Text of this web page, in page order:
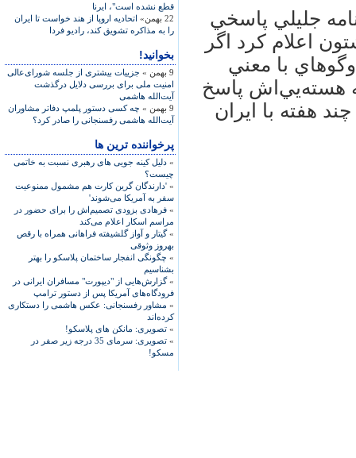
قطع نشده است"، ايرنا
22 بهمن»
اتحاديه اروپا از هند خواست تا ايران
را به مذاکره تشويق کند، رادیو فردا
بخوانید!
9 بهمن »
جزییات بیشتری از جلسه شورای‌عالی
امنیت ملی برای بررسی دلایل درگذشت
آیت‌الله هاشمی
9 بهمن »
چه کسی دستور پلمپ دفاتر مشاوران
آیت‌الله هاشمی رفسنجانی را صادر کرد؟
پرخواننده ترین ها
» دلیل کینه جویی های رهبری نسبت به خاتمی
چیست؟
» 'دارندگان گرین کارت هم مشمول ممنوعیت
سفر به آمریکا می‌شوند'
» فرهادی بزودی تصمیم‌اش را برای حضور در
مراسم اسکار اعلام می‌کند
»گیتار و آواز گلشیفته فراهانی همراه با رقص
بهروز وثوقی
» چگونگی انفجار ساختمان پلاسکو را بهتر
بشناسیم
»گزارش‌هایی از "دیپورت" مسافران ایرانی در
فرودگاه‌های آمریکا پس از دستور ترامپ
» مشاور رفسنجانی: عکس هاشمی را دستکاری
کرده‌اند
» تصویری: مانکن های پلاسکو!
»
تصویری: سرمای 35 درجه زیر صفر در
مسکو!
جليلي پاسخي
اعلام كرد اگر
با معني
هسته‌يي‌اش پاسخ
هفته با ايران